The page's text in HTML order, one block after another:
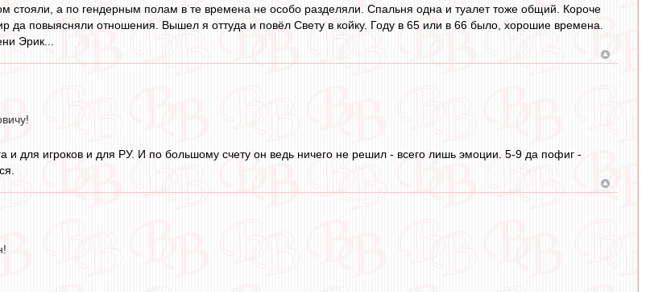
стояли, а по гендерным полам в те времена не особо разделяли. Спальня одна и туалет тоже общий. Короче
да повыясняли отношения. Вышел я оттуда и повёл Свету в койку. Году в 65 или в 66 было, хорошие времена.
Эрик...
и для игроков и для РУ. И по большому счету он ведь ничего не решил - всего лишь эмоции. 5-9 да пофиг -